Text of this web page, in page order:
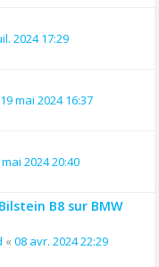
2024 17:29
19 mai 2024 16:37
2024 20:40
B8 sur BMW
« 08 avr. 2024 22:29